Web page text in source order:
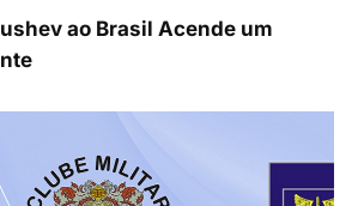
ao Brasil Acende um